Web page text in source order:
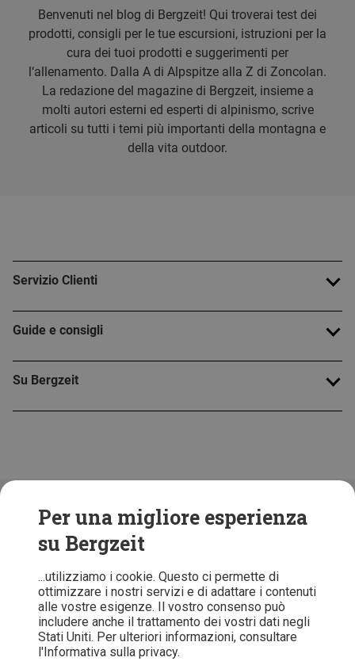
Per una migliore esperienza
su Bergzeit
...utilizziamo i cookie. Questo ci permette di
ottimizzare i nostri servizi e di adattare i contenuti
alle vostre esigenze. Il vostro consenso può
includere anche il trattamento dei vostri dati negli
Stati Uniti. Per ulteriori informazioni, consultare
l'Informativa sulla privacy.
Benvenuti nel blog di Bergzeit! Qui troverai test dei
prodotti, consigli per le tue escursioni, istruzioni per la
cura dei tuoi prodotti e suggerimenti per
l‘allenamento. Dalla A di Alpspitze alla Z di Zoncolan.
La redazione del magazine di Bergzeit, insieme a
molti autori esterni ed esperti di alpinismo, scrive
articoli su tutti i temi più importanti della montagna e
della vita outdoor.
Servizio Clienti
Guide e consigli
Su Bergzeit